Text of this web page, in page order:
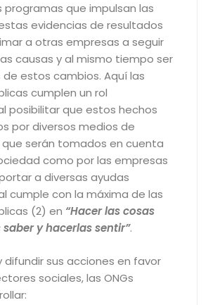
que impulsan las
evidencias de resultados
a otras empresas a seguir
causas y al mismo tiempo ser
estos cambios. Aquí las
cumplen un rol
posibilitar que estos hechos
por diversos medios de
serán tomados en cuenta
como por las empresas
a diversas ayudas
cumple con la máxima de las
(2) en “Hacer las cosas
y hacerlas sentir”.
difundir sus acciones en favor
sociales, las ONGs